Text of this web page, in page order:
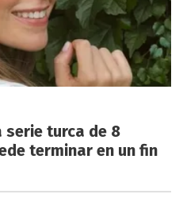
serie turca de 8
terminar en un fin